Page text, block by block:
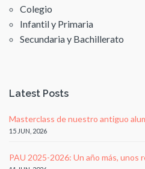
Colegio
Infantil y Primaria
Secundaria y Bachillerato
Latest Posts
Masterclass de nuestro antiguo
15 JUN, 2026
PAU 2025-2026: Un año más,